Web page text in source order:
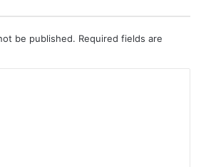
be published. Required fields are